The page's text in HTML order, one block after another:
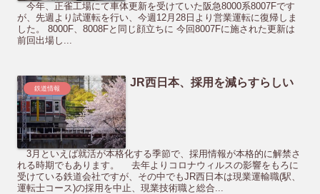
今年、正雀工場にて車体更新を受けていた阪急8000系8007Fです
が、先週より試運転を行い、今週12月28日より営業運転に復帰しま
した。 8000F、8008Fと同じ顔立ちに 今回8007Fに施された更新は
前回出場し...
鉄道情報 JR西日本、採用を減らすらしい
3月といえば就活が本格化する季節で、採用情報が本格的に解禁さ
れる時期でもあります。 去年よりコロナウィルスの影響をもろに
受けている鉄道会社ですが、その中でもJR西日本は現業運輸職(駅、
運転士コース)の採用を中止、現業技術職と総合...